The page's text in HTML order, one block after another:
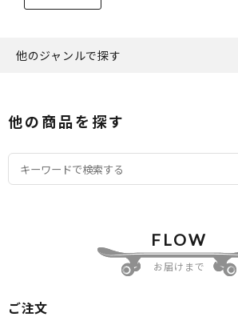
他のジャンルで探す
他の商品を探す
FLOW
お届けまで
ご注文